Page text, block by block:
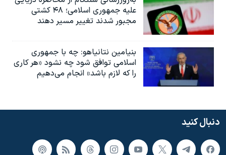
علیه جمهوری اسلامی؛ ۴۸ کشتی
مجبور شدند تغییر مسیر دهند
بنیامین نتانیاهو: چه با جمهوری
اسلامی توافق شود چه نشود «هر کاری
را که لازم باشد» انجام می‌دهیم
دنبال کنید